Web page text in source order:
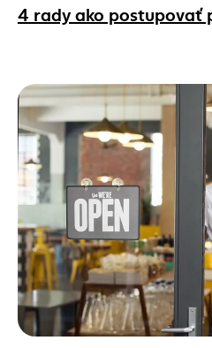
4 rady ako postupovať